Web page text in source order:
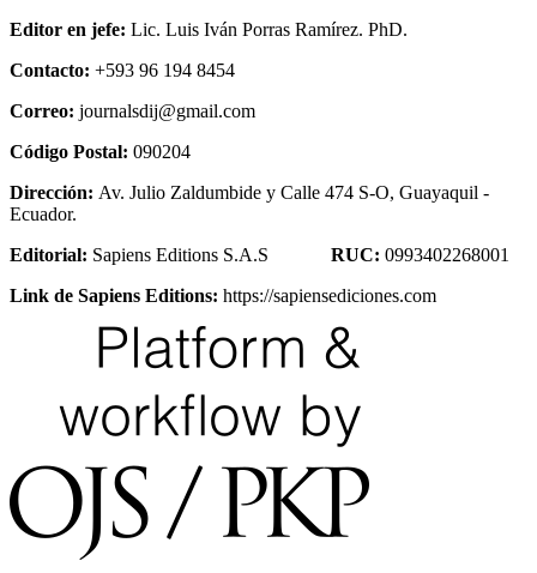
Editor en jefe: Lic. Luis Iván Porras Ramírez. PhD.
Contacto: +593 96 194 8454
Correo: journalsdij@gmail.com
Código Postal: 090204
Dirección: Av. Julio Zaldumbide y Calle 474 S-O, Guayaquil -
Ecuador.
Editorial: Sapiens Editions S.A.S RUC: 0993402268001
Link de Sapiens Editions: https://sapiensediciones.com